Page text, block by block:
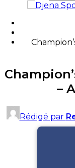
–
Rédigé par